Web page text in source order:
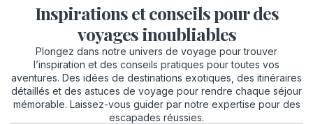
Inspirations et conseils pour des
voyages inoubliables
Plongez dans notre univers de voyage pour trouver
l’inspiration et des conseils pratiques pour toutes vos
aventures. Des idées de destinations exotiques, des itinéraires
détaillés et des astuces de voyage pour rendre chaque séjour
mémorable. Laissez-vous guider par notre expertise pour des
escapades réussies.